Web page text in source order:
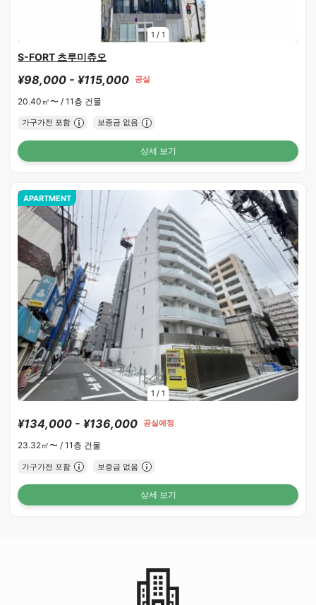
1 / 1
S-FORT 츠루미츄오
¥98,000 - ¥115,000 공실
20.40㎡〜 / 11층 건물
가구가전 포함 보증금 없음
상세 보기
1 / 1
APARTMENT
¥134,000 - ¥136,000 공실예정
23.32㎡〜 / 11층 건물
가구가전 포함 보증금 없음
상세 보기